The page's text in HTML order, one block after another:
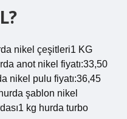
nikel çeşitleri1 KG
anot nikel fiyatı:33,50
nikel pulu fiyatı:36,45
şablon nikel
kg hurda turbo